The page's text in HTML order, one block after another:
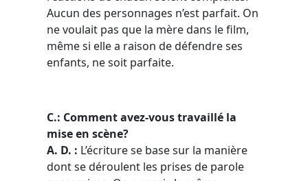
Aucun des personnages n’est parfait. On
ne voulait pas que la mère dans le film,
même si elle a raison de défendre ses
enfants, ne soit parfaite.
C.: Comment avez-vous travaillé la
mise en scène?
A. D. : L’écriture se base sur la manière
dont se déroulent les prises de parole